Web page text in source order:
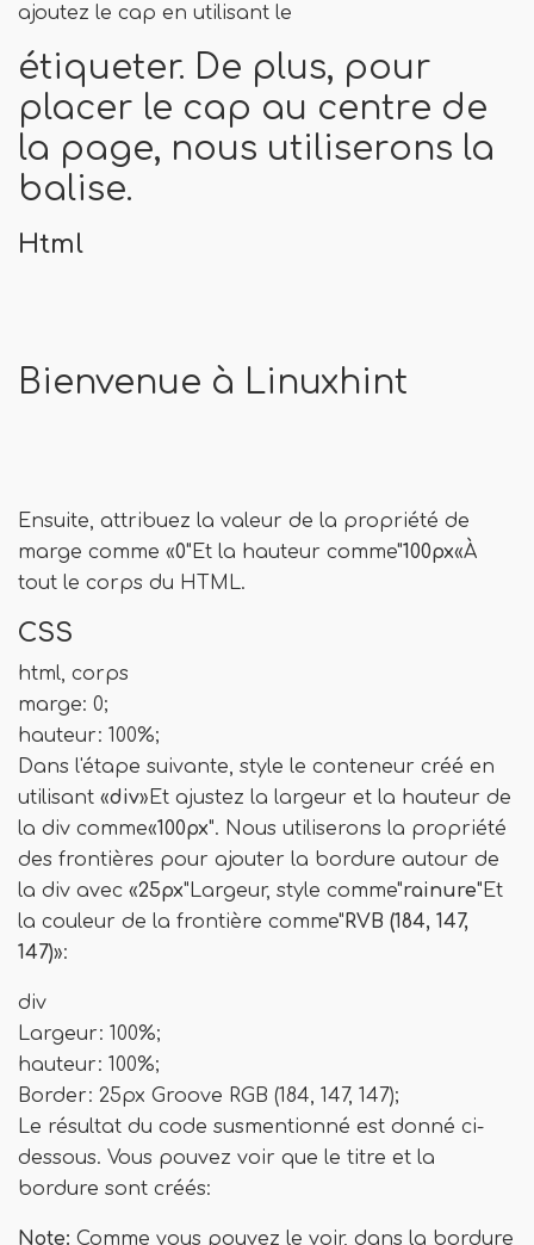
ajoutez le cap en utilisant le
étiqueter. De plus, pour
placer le cap au centre de
la page, nous utiliserons la
balise.
Html
Bienvenue à Linuxhint
Ensuite, attribuez la valeur de la propriété de
marge comme «0"Et la hauteur comme"100px«À
tout le corps du HTML.
CSS
html, corps
marge: 0;
hauteur: 100%;
Dans l'étape suivante, style le conteneur créé en
utilisant «div»Et ajustez la largeur et la hauteur de
la div comme«100px". Nous utiliserons la propriété
des frontières pour ajouter la bordure autour de
la div avec «25px"Largeur, style comme"rainure"Et
la couleur de la frontière comme"RVB (184, 147,
147)»:
div
Largeur: 100%;
hauteur: 100%;
Border: 25px Groove RGB (184, 147, 147);
Le résultat du code susmentionné est donné ci-
dessous. Vous pouvez voir que le titre et la
bordure sont créés:
Note: Comme vous pouvez le voir, dans la bordure